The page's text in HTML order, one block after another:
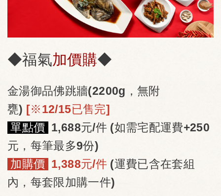
◆福氣加價購◆
金湯御品佛跳牆(2200g，無附
甕) [※12/15已售完]
單點價 1,688元/件 (如需宅配運費+250
元，每筆最多9份)
加購價 1,388元/件(運費已含在套組
內，每套限加購一件)